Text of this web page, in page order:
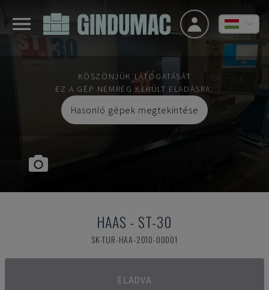
KÖSZÖNJÜK LÁTOGATÁSÁT
EZ A GÉP NEMRÉG KERÜLT ELADÁSRA.
Hasonló gépek megtekintése
HAAS - ST-30
SK-TUR-HAA-2010-00001
ELADVA